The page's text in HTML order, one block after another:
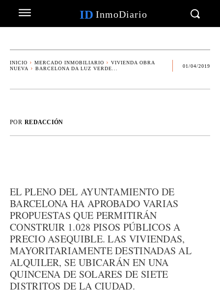
ID InmoDiario
INICIO MERCADO INMOBILIARIO
VIVIENDA OBRA
NUEVA
BARCELONA DA LUZ VERDE...
01/04/2019
POR REDACCIÓN
EL PLENO DEL AYUNTAMIENTO DE
BARCELONA HA APROBADO VARIAS
PROPUESTAS QUE PERMITIRÁN
CONSTRUIR 1.028 PISOS PÚBLICOS A
PRECIO ASEQUIBLE. LAS VIVIENDAS,
MAYORITARIAMENTE DESTINADAS AL
ALQUILER, SE UBICARÁN EN UNA
QUINCENA DE SOLARES DE SIETE
DISTRITOS DE LA CIUDAD.